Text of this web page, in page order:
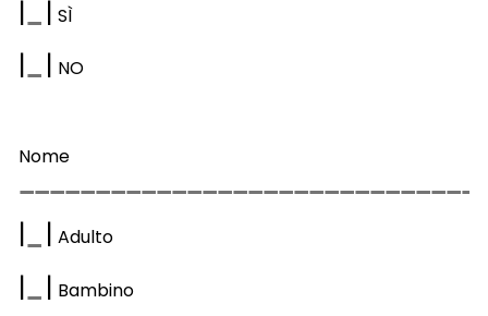
| | SÌ
| | NO
Nome
| | Adulto
| | Bambino